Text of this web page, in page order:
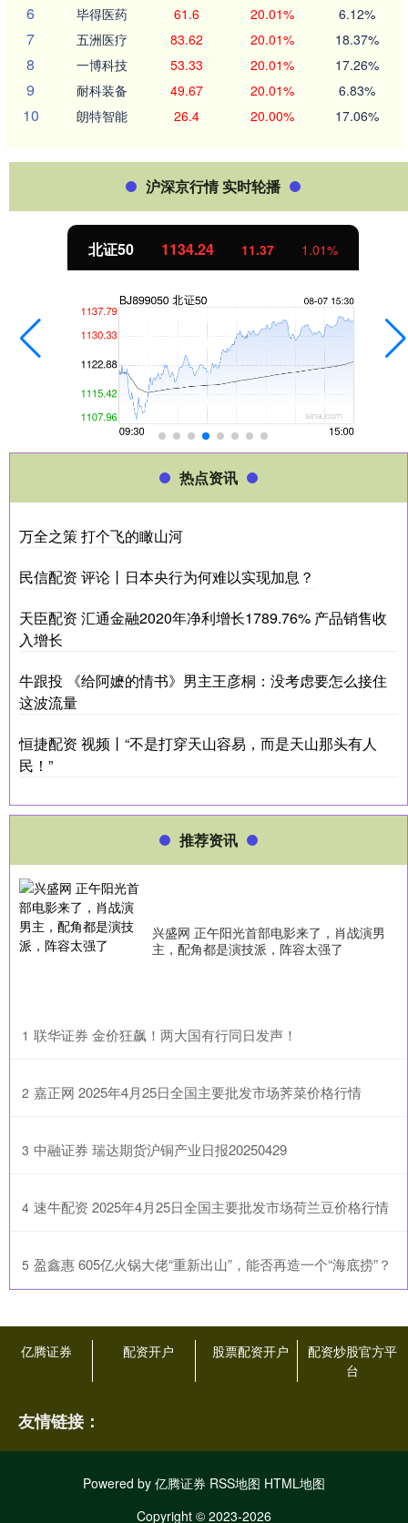
6 毕得医药 61.6 20.01% 6.12%
7 五洲医疗 83.62 20.01% 18.37%
8 一博科技 53.33 20.01% 17.26%
9 耐科装备 49.67 20.01% 6.83%
10 朗特智能 26.4 20.00% 17.06%
沪深京行情 实时轮播
北证50 1134.24 11.37 1.01%
热点资讯
万全之策 打个飞的瞰山河
民信配资 评论丨日本央行为何难以实现加息？
天臣配资 汇通金融2020年净利增长1789.76% 产品销售收
入增长
牛跟投 《给阿嬷的情书》男主王彦桐：没考虑要怎么接住
这波流量
恒捷配资 视频丨“不是打穿天山容易，而是天山那头有人
民！”
推荐资讯
兴盛网 正午阳光首部电影来了，肖战演男
主，配角都是演技派，阵容太强了
1 ​联华证券 金价狂飙！两大国有行同日发声！
2 ​嘉正网 2025年4月25日全国主要批发市场荠菜价格行情
3 ​中融证券 瑞达期货沪铜产业日报20250429
4 ​速牛配资 2025年4月25日全国主要批发市场荷兰豆价格行情
5 ​盈鑫惠 605亿火锅大佬“重新出山”，能否再造一个“海底捞”？
亿腾证券 配资开户 股票配资开户
配资炒股官方平
台
友情链接：
Powered by 亿腾证券 RSS地图 HTML地图
Copyright © 2023-2026